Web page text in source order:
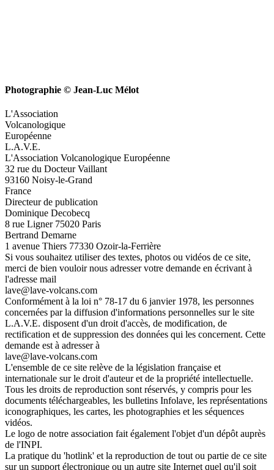
Photographie © Jean-Luc Mélot
L'Association
Volcanologique
Européenne
L.A.V.E.
L'Association Volcanologique Européenne
32 rue du Docteur Vaillant
93160 Noisy-le-Grand
France
Directeur de publication
Dominique Decobecq
8 rue Ligner 75020 Paris
Bertrand Demarne
1 avenue Thiers 77330 Ozoir-la-Ferrière
Si vous souhaitez utiliser des textes, photos ou vidéos de ce site,
merci de bien vouloir nous adresser votre demande en écrivant à
l'adresse mail
lave@lave-volcans.com
Conformément à la loi n° 78-17 du 6 janvier 1978, les personnes
concernées par la diffusion d'informations personnelles sur le site
L.A.V.E. disposent d'un droit d'accès, de modification, de
rectification et de suppression des données qui les concernent. Cette
demande est à adresser à
lave@lave-volcans.com
L'ensemble de ce site relève de la législation française et
internationale sur le droit d'auteur et de la propriété intellectuelle.
Tous les droits de reproduction sont réservés, y compris pour les
documents téléchargeables, les bulletins Infolave, les représentations
iconographiques, les cartes, les photographies et les séquences
vidéos.
Le logo de notre association fait également l'objet d'un dépôt auprès
de l'INPI.
La pratique du 'hotlink' et la reproduction de tout ou partie de ce site
sur un support électronique ou un autre site Internet quel qu'il soit